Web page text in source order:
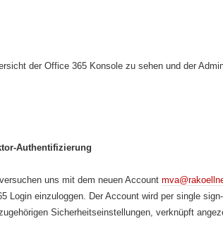
der Office 365 Konsole zu sehen und der
Authentifizierung
uns mit dem neuen Account
Login einzuloggen. Der Account wird per single
Sicherheitseinstellungen, verknüpft